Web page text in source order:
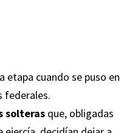
etapa cuando se puso en
federales.
solteras que, obligadas